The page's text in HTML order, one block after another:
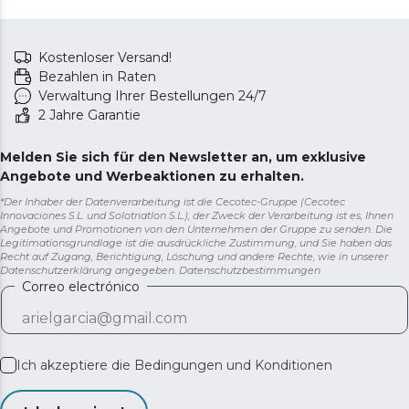
Kostenloser Versand!
Bezahlen in Raten
Verwaltung Ihrer Bestellungen 24/7
2 Jahre Garantie
Melden Sie sich für den Newsletter an, um exklusive
Angebote und Werbeaktionen zu erhalten.
*Der Inhaber der Datenverarbeitung ist die Cecotec-Gruppe (Cecotec
Innovaciones S.L. und Solotriatlon S.L.), der Zweck der Verarbeitung ist es, Ihnen
Angebote und Promotionen von den Unternehmen der Gruppe zu senden. Die
Legitimationsgrundlage ist die ausdrückliche Zustimmung, und Sie haben das
Recht auf Zugang, Berichtigung, Löschung und andere Rechte, wie in unserer
Datenschutzerklärung angegeben. Datenschutzbestimmungen
Correo electrónico
Ich akzeptiere die Bedingungen und Konditionen